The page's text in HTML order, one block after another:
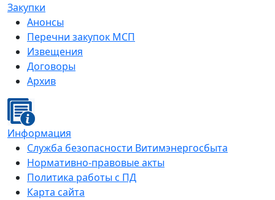
Закупки
Анонсы
Перечни закупок МСП
Извещения
Договоры
Архив
Информация
Служба безопасности Витимэнергосбыта
Нормативно-правовые акты
Политика работы с ПД
Карта сайта